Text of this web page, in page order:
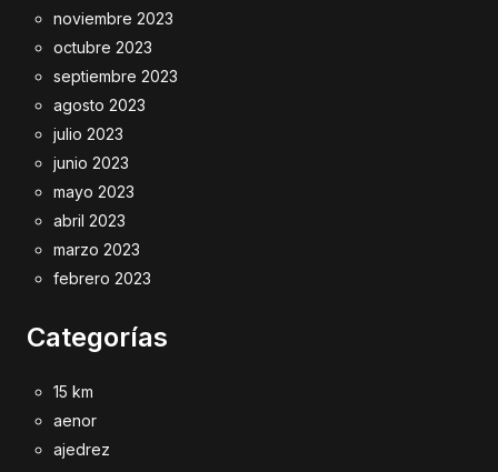
noviembre 2023
octubre 2023
septiembre 2023
agosto 2023
julio 2023
junio 2023
mayo 2023
abril 2023
marzo 2023
febrero 2023
Categorías
15 km
aenor
ajedrez